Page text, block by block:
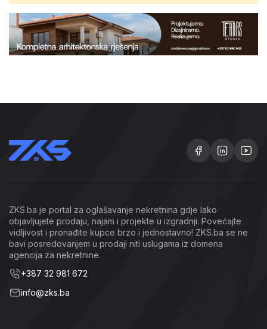
ZKS.ba je portal za oglašavanje nekretnina gdje lako
objavljujete prodaju, najam i projekte u izgradnji. Povećajte
vidljivost i pronađite kupce brzo i jednostavno! ZKS.ba se ne
bavi posredovanjem u prodaji niti uslugama iz domena
agencija za nekretnine.
+387 32 981 672
info@zks.ba